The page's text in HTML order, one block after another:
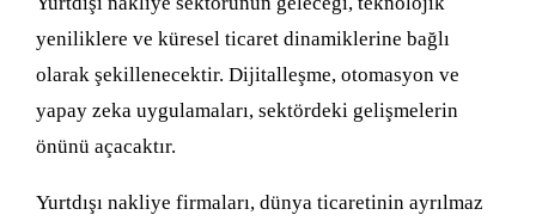
yeniliklere ve küresel ticaret dinamiklerine bağlı
olarak şekillenecektir. Dijitalleşme, otomasyon ve
yapay zeka uygulamaları, sektördeki gelişmelerin
önünü açacaktır.
Yurtdışı nakliye firmaları, dünya ticaretinin ayrılmaz